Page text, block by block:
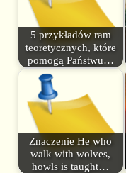
5 przykładów ram
teoretycznych, które
pomogą Państwu…
Znaczenie He who
walk with wolves,
howls is taught…